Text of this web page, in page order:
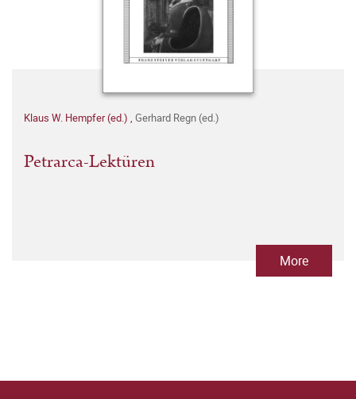
Klaus W. Hempfer (ed.) , Gerhard Regn (ed.)
Petrarca-Lektüren
More